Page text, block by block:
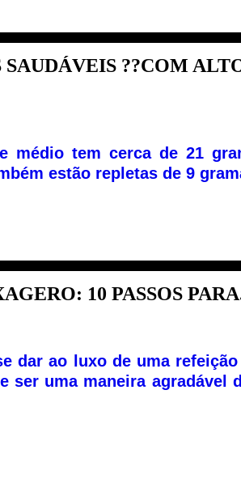
??COM
médio tem cerca de 21
estão repletas de 9
10 PASSOS
dar ao luxo de uma
ser uma maneira agradável